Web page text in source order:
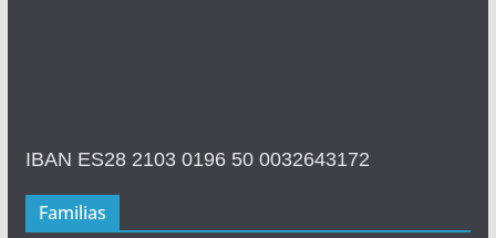
IBAN ES28 2103 0196 50 0032643172
Familias